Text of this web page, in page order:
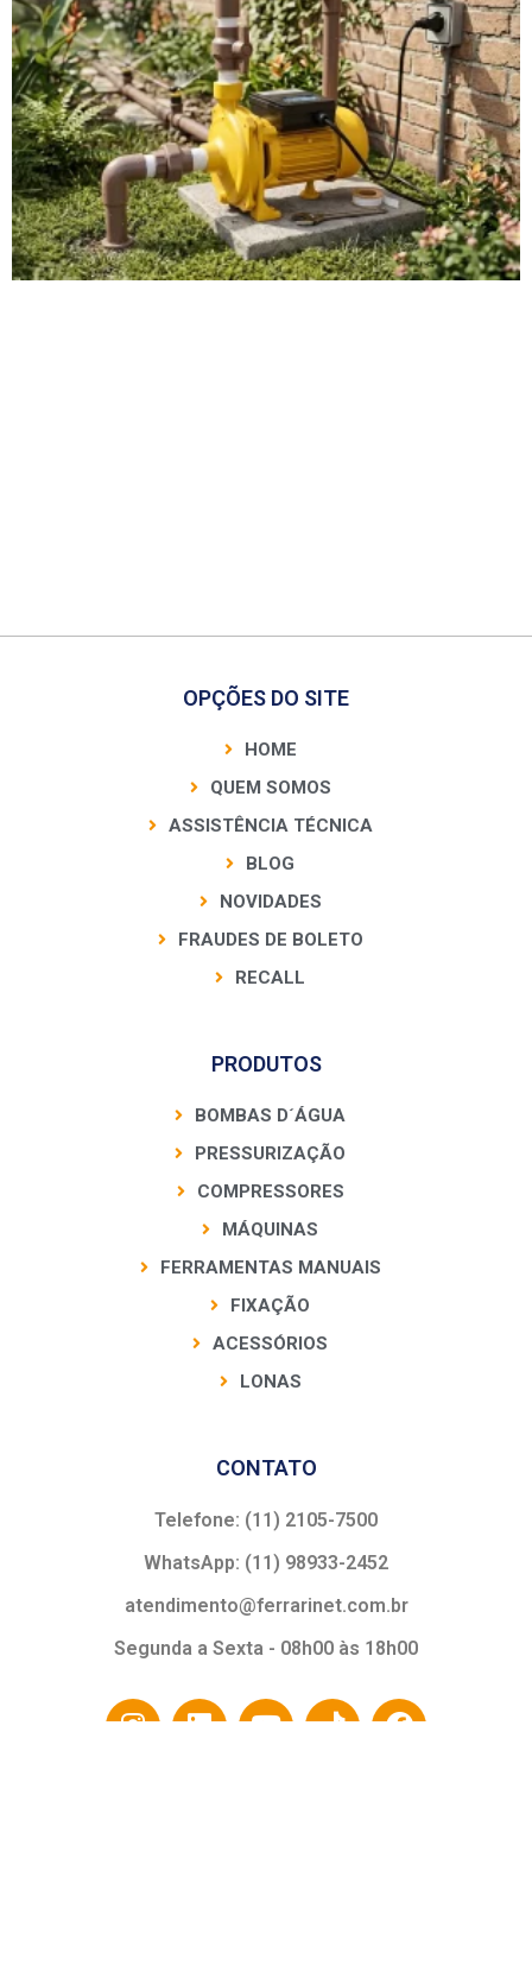
OPÇÕES DO SITE
HOME
QUEM SOMOS
ASSISTÊNCIA TÉCNICA
BLOG
NOVIDADES
FRAUDES DE BOLETO
RECALL
PRODUTOS
BOMBAS D´ÁGUA
PRESSURIZAÇÃO
COMPRESSORES
MÁQUINAS
FERRAMENTAS MANUAIS
FIXAÇÃO
ACESSÓRIOS
LONAS
CONTATO
Telefone: (11) 2105-7500
WhatsApp: (11) 98933-2452
atendimento@ferrarinet.com.br
Segunda a Sexta - 08h00 às 18h00